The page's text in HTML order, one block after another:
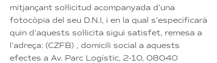
mitjançant sol·licitud acompanyada d’una
fotocòpia del seu D.N.I, i en la qual s’especificarà
quin d’aquests sol·licita sigui satisfet, remesa a
l’adreça: (CZFB) , domicili social a aquests
efectes a Av. Parc Logístic, 2-10, 08040